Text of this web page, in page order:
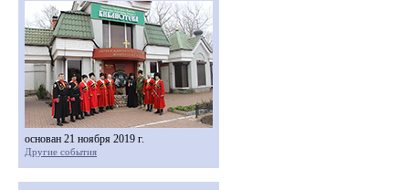
основан 21 ноября 2019 г.
Другие события